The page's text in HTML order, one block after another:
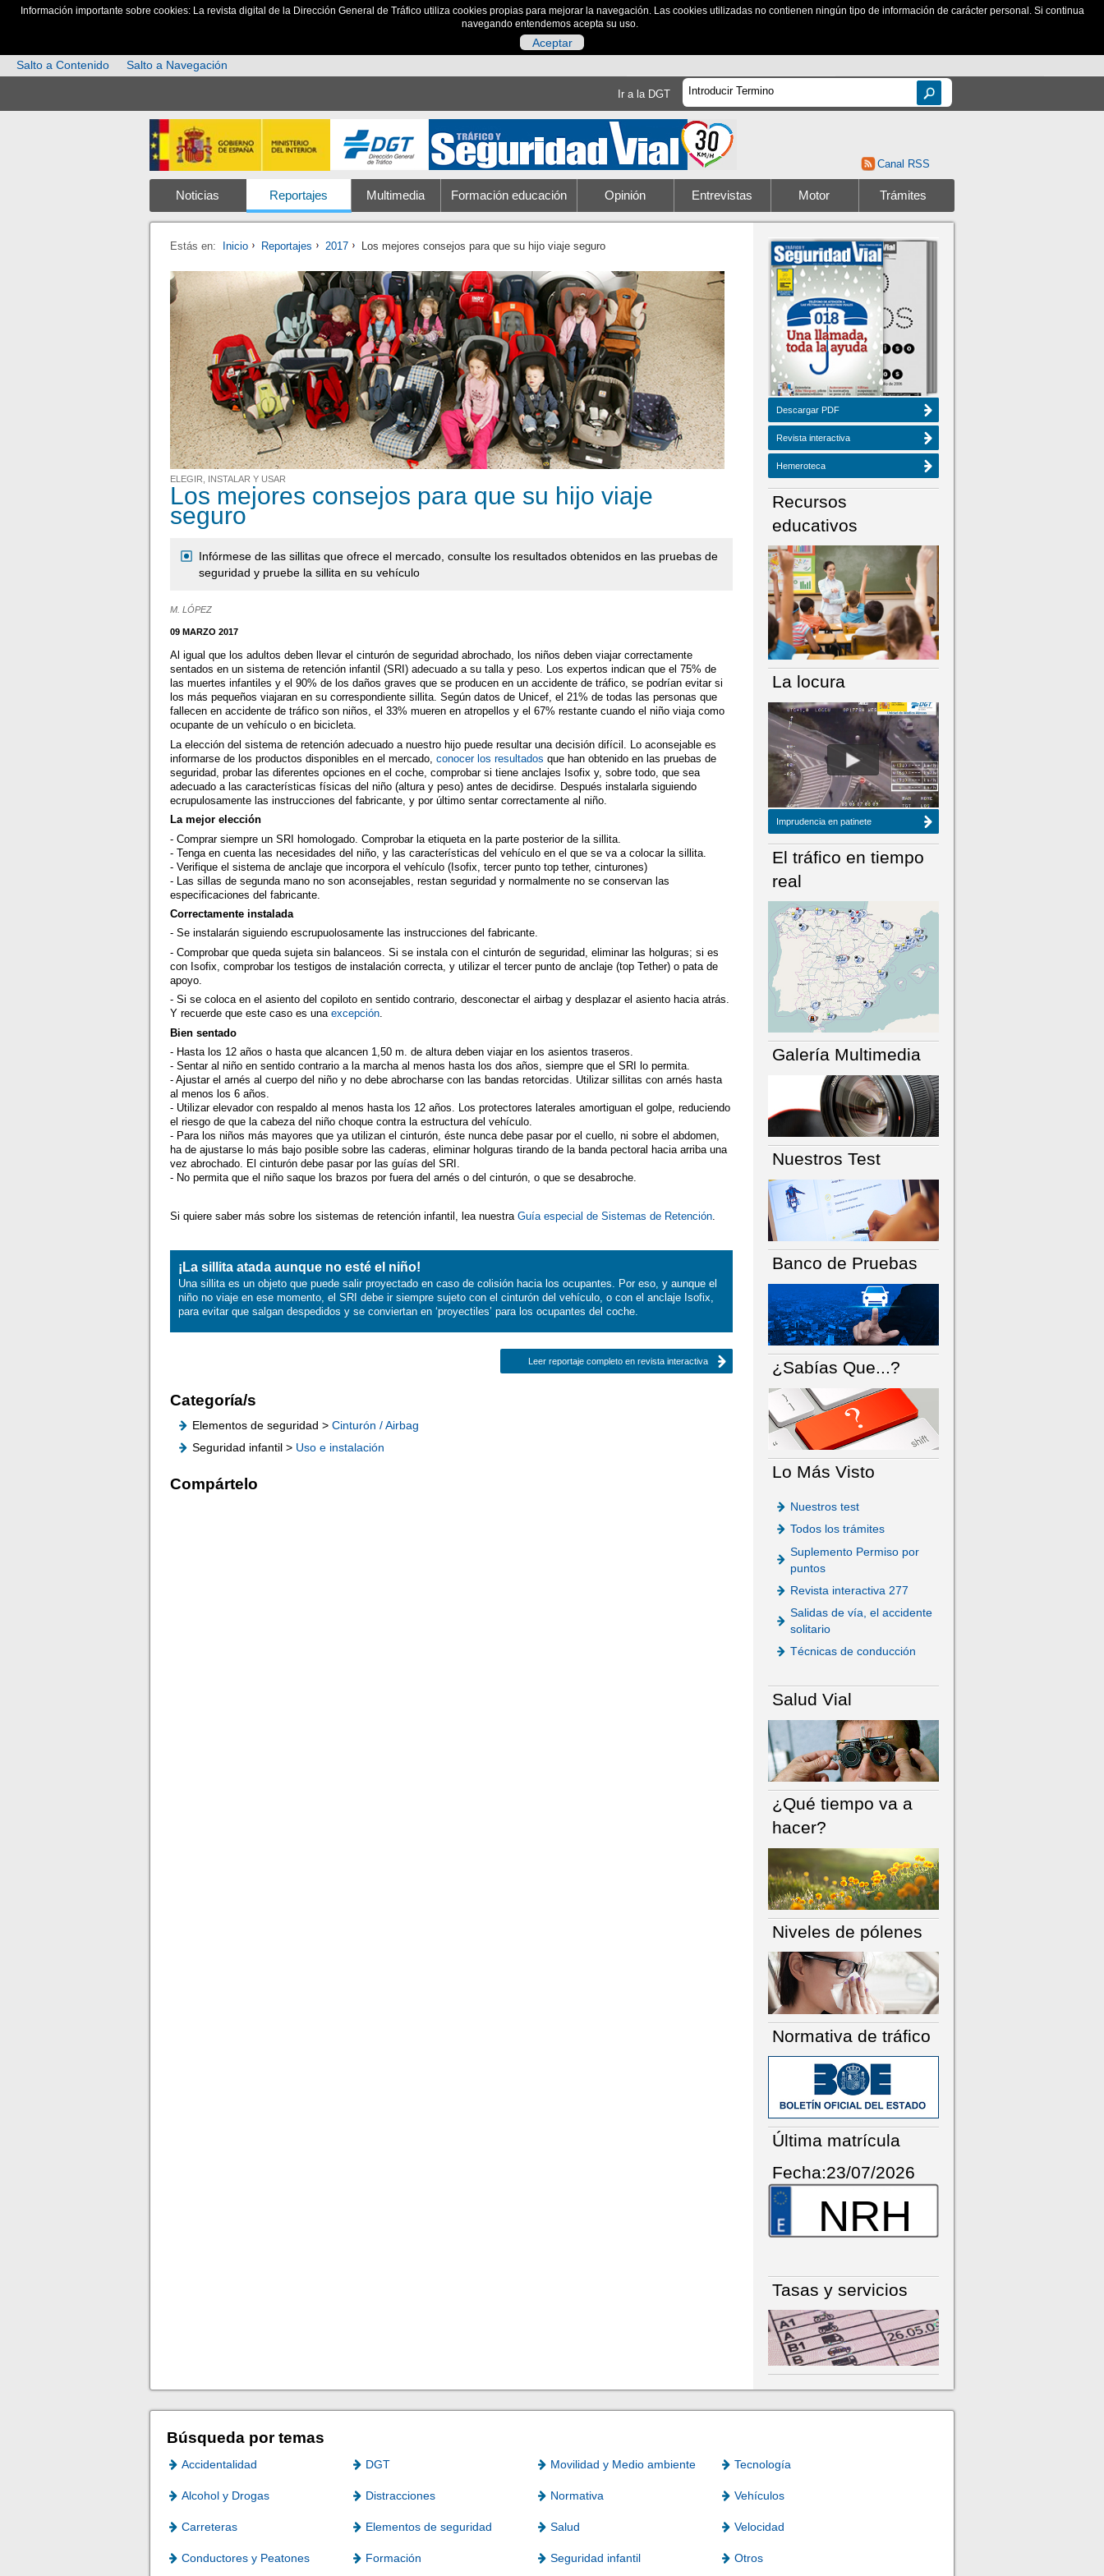
Información importante sobre cookies: La revista digital de la Dirección General de Tráfico utiliza cookies propias para mejorar la navegación. Las cookies utilizadas no contienen ningún tipo de información de carácter personal. Si continua
navegando entendemos acepta su uso.
Aceptar
Salto a Contenido
Salto a Navegación
Ir a la DGT
Canal RSS
Noticias Reportajes Multimedia Formación educación Opinión Entrevistas Motor Trámites
Estás en: Inicio Reportajes 2017 Los mejores consejos para que su hijo viaje seguro
ELEGIR, INSTALAR Y USAR
Los mejores consejos para que su hijo viaje
seguro
Infórmese de las sillitas que ofrece el mercado, consulte los resultados obtenidos en las pruebas de
seguridad y pruebe la sillita en su vehículo
M. LÓPEZ
09 MARZO 2017
Al igual que los adultos deben llevar el cinturón de seguridad abrochado, los niños deben viajar correctamente
sentados en un sistema de retención infantil (SRI) adecuado a su talla y peso. Los expertos indican que el 75% de
las muertes infantiles y el 90% de los daños graves que se producen en un accidente de tráfico, se podrían evitar si
los más pequeños viajaran en su correspondiente sillita. Según datos de Unicef, el 21% de todas las personas que
fallecen en accidente de tráfico son niños, el 33% mueren en atropellos y el 67% restante cuando el niño viaja como
ocupante de un vehículo o en bicicleta.
La elección del sistema de retención adecuado a nuestro hijo puede resultar una decisión difícil. Lo aconsejable es
informarse de los productos disponibles en el mercado,conocer los resultados que han obtenido en las pruebas de
seguridad, probar las diferentes opciones en el coche, comprobar si tiene anclajes Isofix y, sobre todo, que sea
adecuado a las características físicas del niño (altura y peso) antes de decidirse. Después instalarla siguiendo
ecrupulosamente las instrucciones del fabricante, y por último sentar correctamente al niño.
La mejor elección
- Comprar siempre un SRI homologado. Comprobar la etiqueta en la parte posterior de la sillita.
- Tenga en cuenta las necesidades del niño, y las características del vehículo en el que se va a colocar la sillita.
- Verifique el sistema de anclaje que incorpora el vehículo (Isofix, tercer punto top tether, cinturones)
- Las sillas de segunda mano no son aconsejables, restan seguridad y normalmente no se conservan las
especificaciones del fabricante.
Correctamente instalada
- Se instalarán siguiendo escrupuolosamente las instrucciones del fabricante.
- Comprobar que queda sujeta sin balanceos. Si se instala con el cinturón de seguridad, eliminar las holguras; si es
con Isofix, comprobar los testigos de instalación correcta, y utilizar el tercer punto de anclaje (top Tether) o pata de
apoyo.
- Si se coloca en el asiento del copiloto en sentido contrario, desconectar el airbag y desplazar el asiento hacia atrás.
Y recuerde que este caso es unaexcepción.
Bien sentado
- Hasta los 12 años o hasta que alcancen 1,50 m. de altura deben viajar en los asientos traseros.
- Sentar al niño en sentido contrario a la marcha al menos hasta los dos años, siempre que el SRI lo permita.
- Ajustar el arnés al cuerpo del niño y no debe abrocharse con las bandas retorcidas. Utilizar sillitas con arnés hasta
al menos los 6 años.
- Utilizar elevador con respaldo al menos hasta los 12 años. Los protectores laterales amortiguan el golpe, reduciendo
el riesgo de que la cabeza del niño choque contra la estructura del vehículo.
- Para los niños más mayores que ya utilizan el cinturón, éste nunca debe pasar por el cuello, ni sobre el abdomen,
ha de ajustarse lo más bajo posible sobre las caderas, eliminar holguras tirando de la banda pectoral hacia arriba una
vez abrochado. El cinturón debe pasar por las guías del SRI.
- No permita que el niño saque los brazos por fuera del arnés o del cinturón, o que se desabroche.
Si quiere saber más sobre los sistemas de retención infantil, lea nuestraGuía especial de Sistemas de Retención
¡La sillita atada aunque no esté el niño!
Una sillita es un objeto que puede salir proyectado en caso de colisión hacia los ocupantes. Por eso, y aunque el
niño no viaje en ese momento, el SRI debe ir siempre sujeto con el cinturón del vehículo, o con el anclaje Isofix,
para evitar que salgan despedidos y se conviertan en ‘proyectiles’ para los ocupantes del coche.
Leer reportaje completo en revista interactiva
Categoría/s
Elementos de seguridad >Cinturón / Airbag
Seguridad infantil > Uso e instalación
Compártelo
NÚMERO ACTUAL HEMEROTECA
Descargar PDF
Revista interactiva
Hemeroteca
Recursos
educativos
La locura
Imprudencia en patinete
El tráfico en tiempo
real
Galería Multimedia
Nuestros Test
Banco de Pruebas
¿Sabías Que...?
Lo Más Visto
Nuestros test
Todos los trámites
Suplemento Permiso por
puntos
Revista interactiva 277
Salidas de vía, el accidente
solitario
Técnicas de conducción
Salud Vial
¿Qué tiempo va a
hacer?
Niveles de pólenes
Normativa de tráfico
Última matrícula
Fecha:23/07/2026
NRH
Tasas y servicios
Búsqueda por temas
Accidentalidad DGT Movilidad y Medio ambiente Tecnología
Alcohol y Drogas Distracciones Normativa Vehículos
Carreteras Elementos de seguridad Salud Velocidad
Conductores y Peatones Formación Seguridad infantil Otros